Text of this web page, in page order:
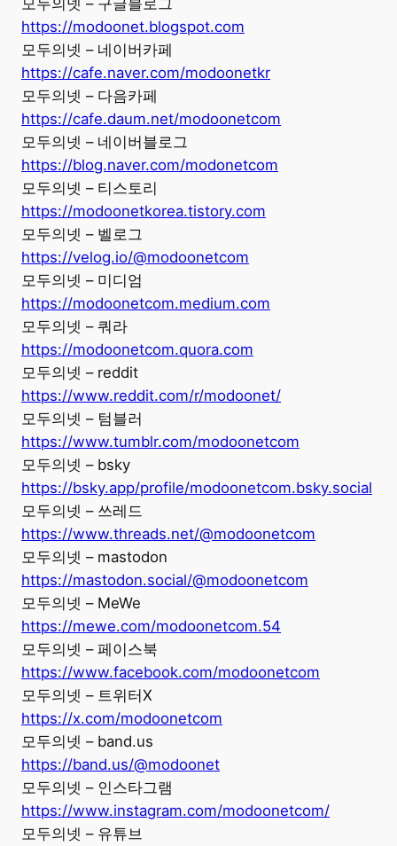
https://modoonet.blogspot.com
모두의넷 – 네이버카페
https://cafe.naver.com/modoonetkr
모두의넷 – 다음카페
https://cafe.daum.net/modoonetcom
모두의넷 – 네이버블로그
https://blog.naver.com/modonetcom
모두의넷 – 티스토리
https://modoonetkorea.tistory.com
모두의넷 – 벨로그
https://velog.io/@modoonetcom
모두의넷 – 미디엄
https://modoonetcom.medium.com
모두의넷 – 쿼라
https://modoonetcom.quora.com
모두의넷 – reddit
https://www.reddit.com/r/modoonet/
모두의넷 – 텀블러
https://www.tumblr.com/modoonetcom
모두의넷 – bsky
https://bsky.app/profile/modoonetcom.bsky.social
모두의넷 – 쓰레드
https://www.threads.net/@modoonetcom
모두의넷 – mastodon
https://mastodon.social/@modoonetcom
모두의넷 – MeWe
https://mewe.com/modoonetcom.54
모두의넷 – 페이스북
https://www.facebook.com/modoonetcom
모두의넷 – 트위터X
https://x.com/modoonetcom
모두의넷 – band.us
https://band.us/@modoonet
모두의넷 – 인스타그램
https://www.instagram.com/modoonetcom/
모두의넷 – 유튜브